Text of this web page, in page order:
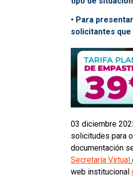
• Para
solicitantes
03 diciembre
solicitudes para
documentación
Secretaría Virtual
web institucional